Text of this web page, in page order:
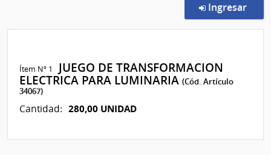
Ingresar
Ítem Nº 1
JUEGO DE TRANSFORMACION
ELECTRICA PARA LUMINARIA(Cód. Artículo
34067)
Cantidad: 280,00 UNIDAD